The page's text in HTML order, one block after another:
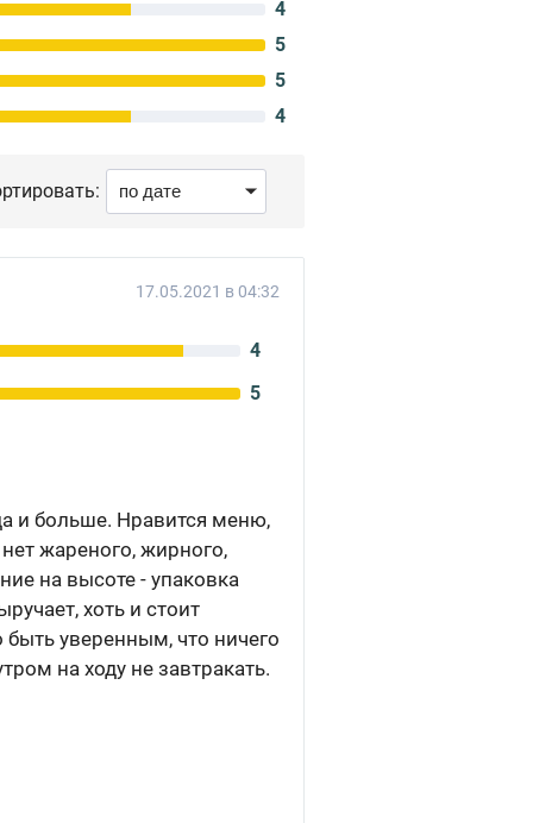
4
5
5
4
17.05.2021 в 04:32
4
5
и больше. Нравится меню,
жареного, жирного,
на высоте - упаковка
хоть и стоит
уверенным, что ничего
на ходу не завтракать.